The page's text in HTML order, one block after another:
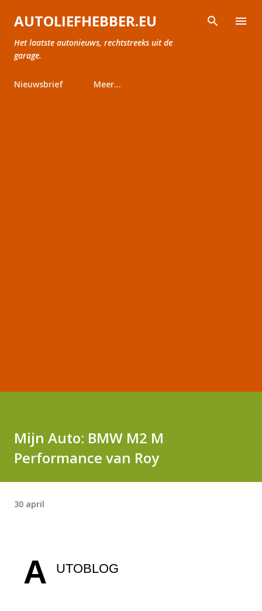
Doorgaan naar hoofdcontent
AUTOLIEFHEBBER.EU
Het laatste autonieuws, rechtstreeks uit de
garage.
Nieuwsbrief Meer…
Mijn Auto: BMW M2 M
Performance van Roy
30 april
A UTOBLOG